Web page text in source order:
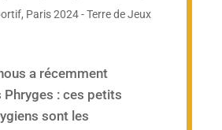
, Paris 2024 - Terre de Jeux
a récemment
Phryges : ces petits
sont les